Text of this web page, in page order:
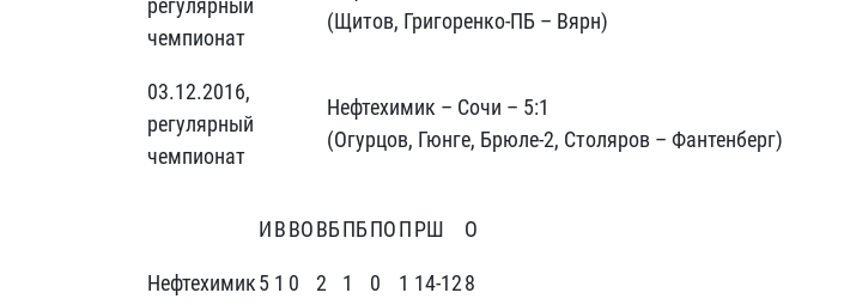
регулярный
чемпионат
(Щитов, Григоренко-ПБ – Вярн)
03.12.2016,
регулярный
чемпионат
Нефтехимик – Сочи – 5:1
(Огурцов, Гюнге, Брюле-2, Столяров – Фантенберг)
ИВВОВБПБПОПРШ О
Нефтехимик5 1 0 2 1 0 1 14-128